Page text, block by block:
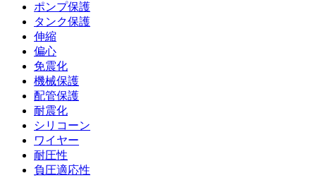
ポンプ保護
タンク保護
伸縮
偏心
免震化
機械保護
配管保護
耐震化
シリコーン
ワイヤー
耐圧性
負圧適応性